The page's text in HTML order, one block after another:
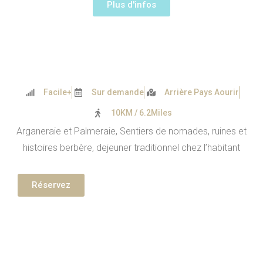
Plus d'infos
Facile+ Sur demande Arrière Pays Aourir
10KM / 6.2Miles
Arganeraie et Palmeraie, Sentiers de nomades, ruines et
histoires berbère, dejeuner traditionnel chez l’habitant
Réservez